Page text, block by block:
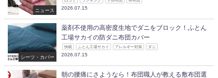
ニュース 2026.07.15
シーツ・カバー
薬剤不使用の高密度生地でダニをブロック！ふとん
工場サカイの防ダニ布団カバー
快眠 ふとん工場サカイ アレルギー対策 ダニ
2026.07.15
朝の腰痛にさようなら！布団職人が教える敷布団選